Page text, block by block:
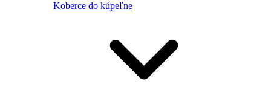
Koberce do kúpeľne